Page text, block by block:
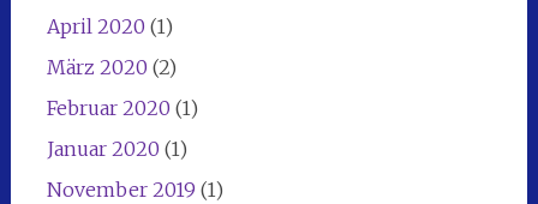
April 2020 (1)
März 2020 (2)
Februar 2020 (1)
Januar 2020 (1)
November 2019 (1)